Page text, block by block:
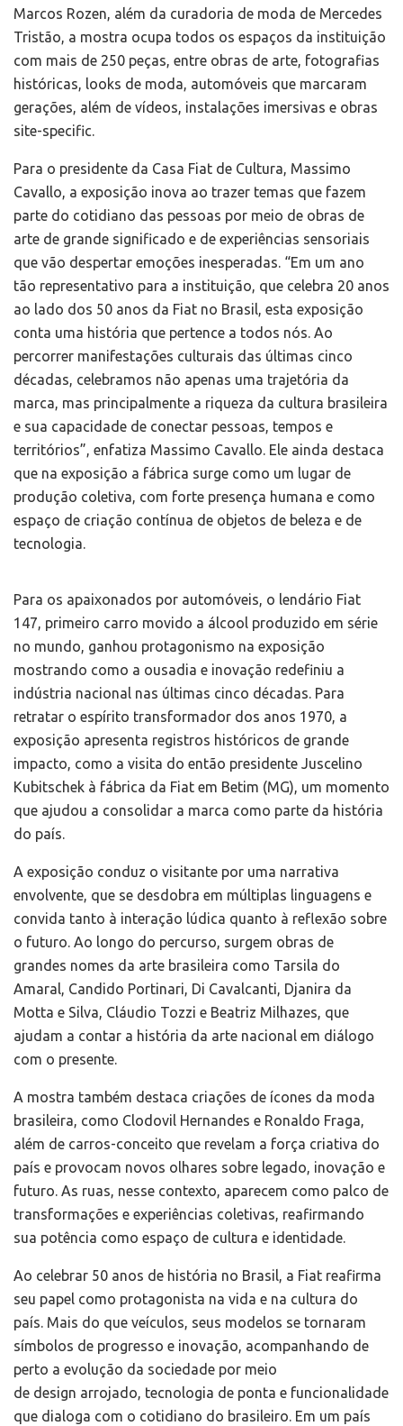
Marcos Rozen, além da curadoria de moda de Mercedes
Tristão, a mostra ocupa todos os espaços da instituição
com mais de 250 peças, entre obras de arte, fotografias
históricas, looks de moda, automóveis que marcaram
gerações, além de vídeos, instalações imersivas e obras
site-specific.
Para o presidente da Casa Fiat de Cultura, Massimo
Cavallo, a exposição inova ao trazer temas que fazem
parte do cotidiano das pessoas por meio de obras de
arte de grande significado e de experiências sensoriais
que vão despertar emoções inesperadas. “Em um ano
tão representativo para a instituição, que celebra 20 anos
ao lado dos 50 anos da Fiat no Brasil, esta exposição
conta uma história que pertence a todos nós. Ao
percorrer manifestações culturais das últimas cinco
décadas, celebramos não apenas uma trajetória da
marca, mas principalmente a riqueza da cultura brasileira
e sua capacidade de conectar pessoas, tempos e
territórios”, enfatiza Massimo Cavallo. Ele ainda destaca
que na exposição a fábrica surge como um lugar de
produção coletiva, com forte presença humana e como
espaço de criação contínua de objetos de beleza e de
tecnologia.
Para os apaixonados por automóveis, o lendário Fiat
147, primeiro carro movido a álcool produzido em série
no mundo, ganhou protagonismo na exposição
mostrando como a ousadia e inovação redefiniu a
indústria nacional nas últimas cinco décadas. Para
retratar o espírito transformador dos anos 1970, a
exposição apresenta registros históricos de grande
impacto, como a visita do então presidente Juscelino
Kubitschek à fábrica da Fiat em Betim (MG), um momento
que ajudou a consolidar a marca como parte da história
do país.
A exposição conduz o visitante por uma narrativa
envolvente, que se desdobra em múltiplas linguagens e
convida tanto à interação lúdica quanto à reflexão sobre
o futuro. Ao longo do percurso, surgem obras de
grandes nomes da arte brasileira como Tarsila do
Amaral, Candido Portinari, Di Cavalcanti, Djanira da
Motta e Silva, Cláudio Tozzi e Beatriz Milhazes, que
ajudam a contar a história da arte nacional em diálogo
com o presente.
A mostra também destaca criações de ícones da moda
brasileira, como Clodovil Hernandes e Ronaldo Fraga,
além de carros-conceito que revelam a força criativa do
país e provocam novos olhares sobre legado, inovação e
futuro. As ruas, nesse contexto, aparecem como palco de
transformações e experiências coletivas, reafirmando
sua potência como espaço de cultura e identidade.
Ao celebrar 50 anos de história no Brasil, a Fiat reafirma
seu papel como protagonista na vida e na cultura do
país. Mais do que veículos, seus modelos se tornaram
símbolos de progresso e inovação, acompanhando de
perto a evolução da sociedade por meio
de design arrojado, tecnologia de ponta e funcionalidade
que dialoga com o cotidiano do brasileiro. Em um país